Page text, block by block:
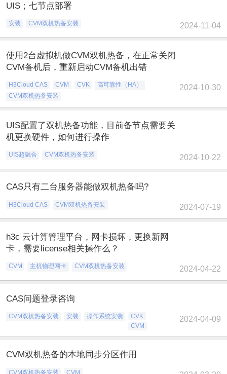
UIS；七节点部署
安装 CVM双机热备安装 2024-11-04
使用2台虚拟机做CVM双机热备，在正常关闭
CVM备机后，重新启动CVM备机出错
H3Cloud CAS CVM CVK
高可靠性（HA）
CVM双机热备安装
2024-10-30
UIS配置了双机热备功能，目前备节点需要关
机更换硬件，如何进行操作
UIS超融合 CVM双机热备安装 2024-10-22
CAS只有二台服务器能做双机热备吗?
H3Cloud CAS CVM双机热备安装 2024-07-19
h3c 云计算管理平台，网卡损坏，更换新网
卡，需要license相关操作么？
CVM 主机物理网卡 CVM双机热备安装 2024-04-22
CAS问题登录咨询
CVM双机热备安装 安装 操作系统安装
CVK
CVM
2024-04-09
CVM双机热备的本地同步分区作用
CVM双机热备安装 CVM